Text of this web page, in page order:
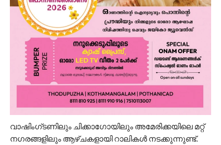
വാഷിംഗ്ടണിലും ചിക്കാഗോയിലും അമേരിക്കയിലെ മറ്റ്
നഗരങ്ങളിലും ആഴ്ചകളായി റാലികള്‍ നടക്കുന്നുണ്ട്.